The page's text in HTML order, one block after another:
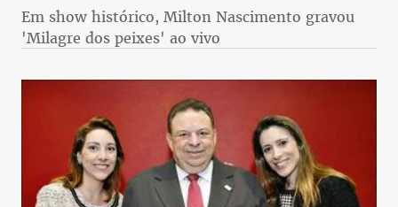
Em show histórico, Milton Nascimento gravou
'Milagre dos peixes' ao vivo